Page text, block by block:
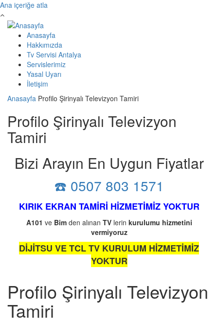
Ana içeriğe atla
Anasayfa
Hakkımızda
Tv Servisi Antalya
Servislerimiz
Yasal Uyarı
İletişim
Anasayfa Profilo Şirinyalı Televizyon Tamiri
Profilo Şirinyalı Televizyon
Tamiri
Bizi Arayın En Uygun Fiyatlar
☎️ 0507 803 1571
KIRIK EKRAN TAMİRİ HİZMETİMİZ YOKTUR
A101 ve Bimden alınan TVlerin kurulumu hizmetini
vermiyoruz
DİJİTSU VE TCL TV KURULUM HİZMETİMİZ
YOKTUR
Profilo Şirinyalı Televizyon
Tamiri